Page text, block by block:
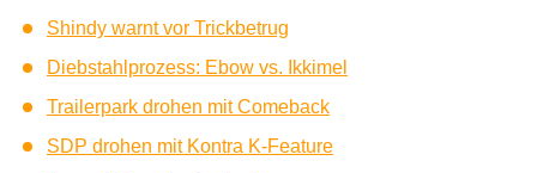
Shindy warnt vor Trickbetrug
Diebstahlprozess: Ebow vs. Ikkimel
Trailerpark drohen mit Comeback
SDP drohen mit Kontra K-Feature